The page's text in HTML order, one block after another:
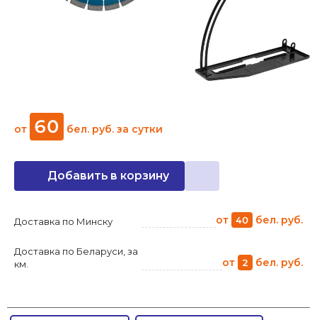
от 60 бел. руб. за сутки
Добавить в корзину
Доставка по Минску от 40 бел. руб.
Доставка по Беларуси, за
км.
от 2 бел. руб.